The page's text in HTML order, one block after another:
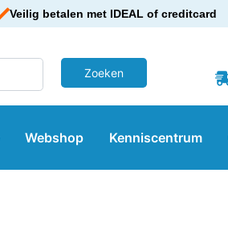
Veilig betalen met IDEAL of creditcard
Webshop Kenniscentrum